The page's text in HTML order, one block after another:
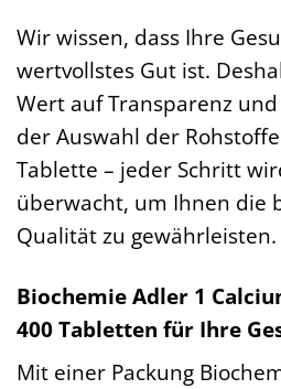
Wir wissen, dass Ihre
wertvollstes Gut ist.
Wert auf Transparenz
der Auswahl der
Tablette – jeder Schritt
überwacht, um Ihnen die
Qualität zu gewährleisten.
Biochemie Adler 1
400 Tabletten für Ihre
Mit einer Packung